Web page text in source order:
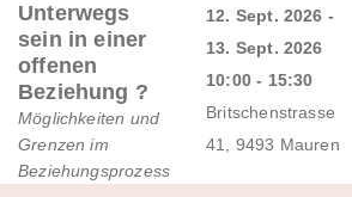
Unterwegs
sein in einer
offenen
Beziehung ?
Möglichkeiten und
Grenzen im
Beziehungsprozess
12. Sept. 2026 -
13. Sept. 2026
10:00 - 15:30
Britschenstrasse
41, 9493 Mauren